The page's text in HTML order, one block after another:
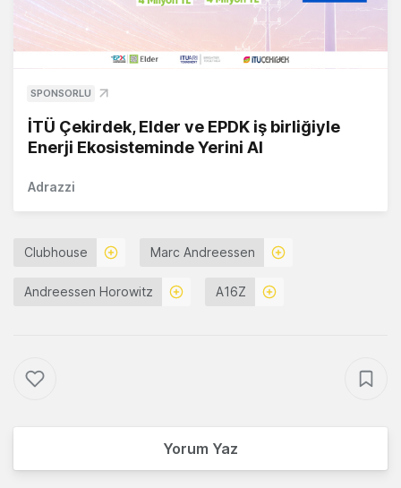
SPONSORLU
İTÜ Çekirdek, Elder ve EPDK iş birliğiyle
Enerji Ekosisteminde Yerini Al
Adrazzi
Clubhouse Marc Andreessen
Andreessen Horowitz A16Z
Yorum Yaz